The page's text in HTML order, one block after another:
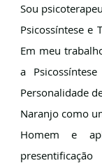
Sou
Psicossíntese e
Em meu
a
Personalidade
Naranjo como
Homem e